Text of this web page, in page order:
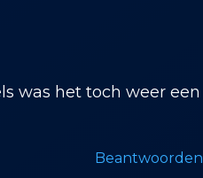
was het toch weer een
Beantwoorden